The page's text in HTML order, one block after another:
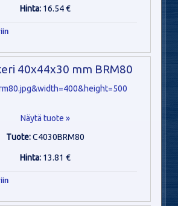
Hinta: 16.54 €
40x44x30 mm BRM80
Näytä tuote »
Tuote:C4030BRM80
Hinta: 13.81 €